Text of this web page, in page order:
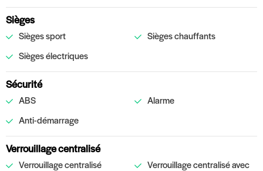
Sièges
Sièges sport
Sièges chauffants
Sièges électriques
Sécurité
ABS
Alarme
Anti-démarrage
Verrouillage centralisé
Verrouillage centralisé
Verrouillage centralisé avec